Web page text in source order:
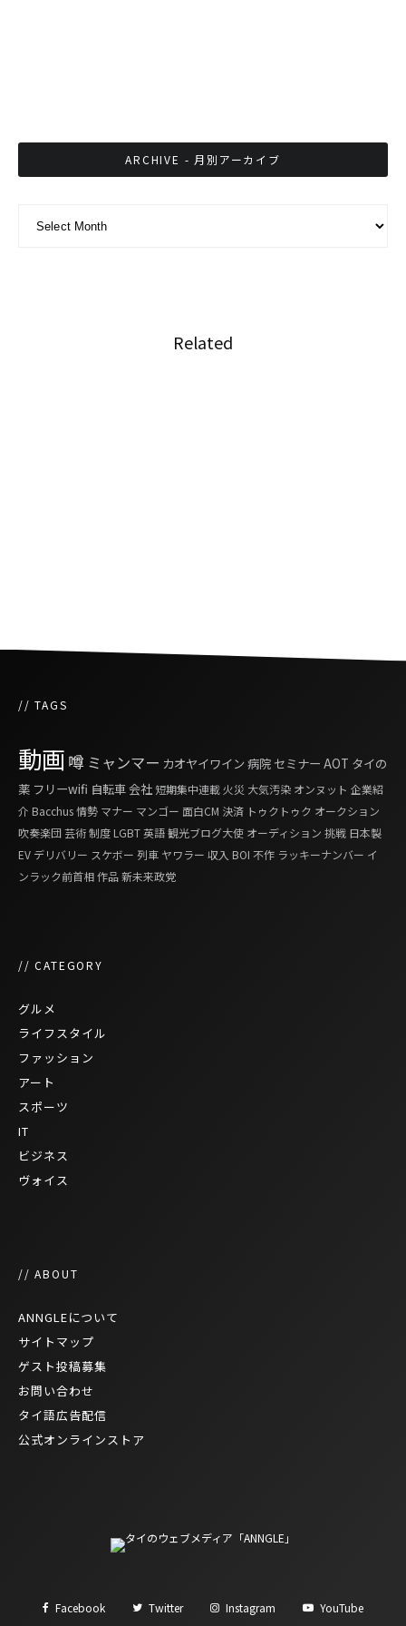
ARCHIVE - 月別アーカイブ
Related
// TAGS
動画 噂 ミャンマー カオヤイワイン病院 セミナー AOT タイの
薬 フリーwifi 自転車会社 短期集中連載火災 大気汚染 オンヌット 企業紹
介 Bacchus情勢 マナー マンゴー 面白CM 決済 トゥクトゥク オークション
吹奏楽団芸術制度 LGBT 英語観光ブログ大使 オーディション 挑戦 日本製
EV デリバリー スケボー 列車 ヤワラー 収入 BOI 不作 ラッキーナンバー イ
ンラック前首相作品新未来政党
// CATEGORY
グルメ
ライフスタイル
ファッション
アート
スポーツ
IT
ビジネス
ヴォイス
// ABOUT
ANNGLEについて
サイトマップ
ゲスト投稿募集
お問い合わせ
タイ語広告配信
公式オンラインストア
Facebook Twitter Instagram YouTube